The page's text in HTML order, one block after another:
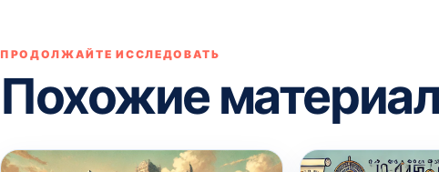
ПРОДОЛЖАЙТЕ ИССЛЕДОВАТЬ
Похожие